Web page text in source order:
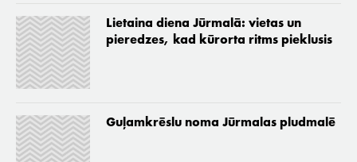
Lietaina diena Jūrmalā: vietas un
pieredzes, kad kūrorta ritms pieklusis
Guļamkrēslu noma Jūrmalas pludmalē